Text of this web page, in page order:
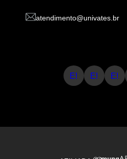
atendimento@univates.br
E! E! E!